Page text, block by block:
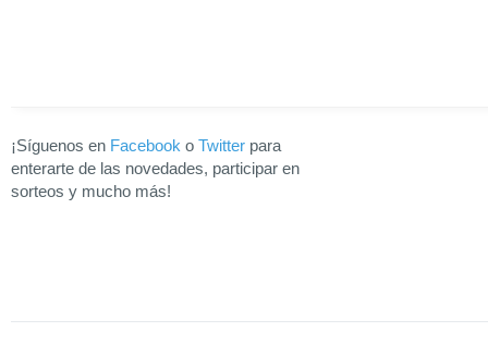
¡Síguenos en Facebook o Twitter para
enterarte de las novedades, participar en
sorteos y mucho más!